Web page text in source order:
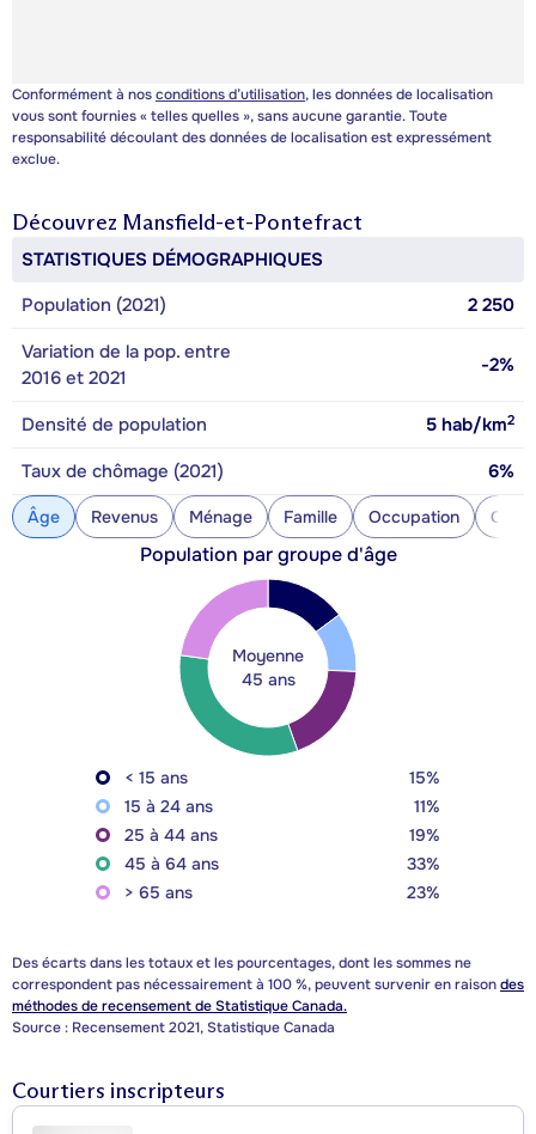
Conformément à nosconditions d’utilisation, les données de localisation
vous sont fournies « telles quelles », sans aucune garantie. Toute
responsabilité découlant des données de localisation est expressément
exclue.
Découvrez Mansfield-et-Pontefract
STATISTIQUES DÉMOGRAPHIQUES
Population (2021)
2 250
Variation de la pop. entre
2016 et 2021
-2%
Densité de population 5 hab/km2
Taux de chômage (2021) 6%
Âge Revenus Ménage Famille Occupation
Population par groupe d'âge
Moyenne
45 ans
< 15 ans
15%
15 à 24 ans
11%
25 à 44 ans
19%
45 à 64 ans
33%
> 65 ans
23%
Des écarts dans les totaux et les pourcentages, dont les sommes ne
correspondent pas nécessairement à 100 %, peuvent survenir en raisondes
méthodes de recensement de Statistique Canada.
Source : Recensement 2021, Statistique Canada
Courtiers inscripteurs